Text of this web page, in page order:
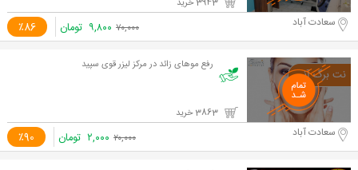
٪86 سعادت آباد ۷۰,۰۰۰ ۹,۸۰۰ تومان
رفع موهای زائد در مرکز لیزر قوی سپید
٪90 سعادت آباد ۲۰,۰۰۰ ۲,۰۰۰ تومان